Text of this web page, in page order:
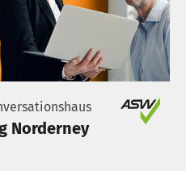
Norderney